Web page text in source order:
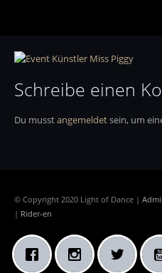
Schreibe einen
Du musstangemeldetsein, um
© Copyright 2020 Light of Dance |
| Rider-en